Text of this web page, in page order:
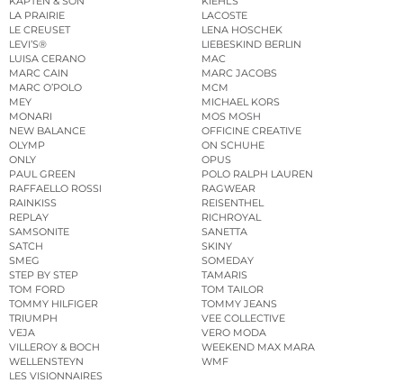
LA PRAIRIE
LACOSTE
LE CREUSET
LENA HOSCHEK
LEVI’S®
LIEBESKIND BERLIN
LUISA CERANO
MAC
MARC CAIN
MARC JACOBS
MARC O’POLO
MCM
MEY
MICHAEL KORS
MONARI
MOS MOSH
NEW BALANCE
OFFICINE CREATIVE
OLYMP
ON SCHUHE
ONLY
OPUS
PAUL GREEN
POLO RALPH LAUREN
RAFFAELLO ROSSI
RAGWEAR
RAINKISS
REISENTHEL
REPLAY
RICHROYAL
SAMSONITE
SANETTA
SATCH
SKINY
SMEG
SOMEDAY
STEP BY STEP
TAMARIS
TOM FORD
TOM TAILOR
TOMMY HILFIGER
TOMMY JEANS
TRIUMPH
VEE COLLECTIVE
VEJA
VERO MODA
VILLEROY & BOCH
WEEKEND MAX MARA
WELLENSTEYN
WMF
LES VISIONNAIRES